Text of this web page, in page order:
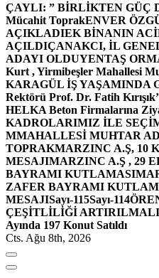
ÇAYLI: ” BİRLİKTEN GÜÇ
Mücahit ToprakENVER
AÇIKLADIEK BİNANIN
AÇILDIÇANAKCI, İL
ADAYI OLDUYENTAŞ
Kurt , Yirmibeşler Mahallesi
KARAGÜL İŞ YAŞAMINDA
Rektörü Prof. Dr. Fatih
HELKA Beton Firmalarına
KADROLARIMIZ İLE
MMAHALLESİ MUHTAR
TOPRAKMARZINC A.Ş, 10
MESAJIMARZINC A.Ş , 29
BAYRAMI KUTLAMASI
ZAFER BAYRAMI
MESAJISayı-115Sayı-114
ÇEŞİTLİLİĞİ
Ayında 197 Konut Satıldı
Cts. Ağu 8th, 2026